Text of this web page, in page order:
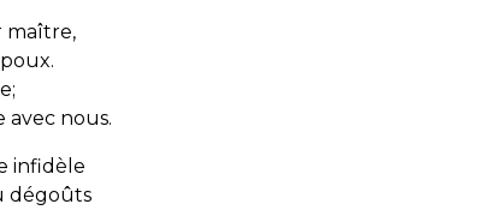
maître,
avec nous.
infidèle
dégoûts